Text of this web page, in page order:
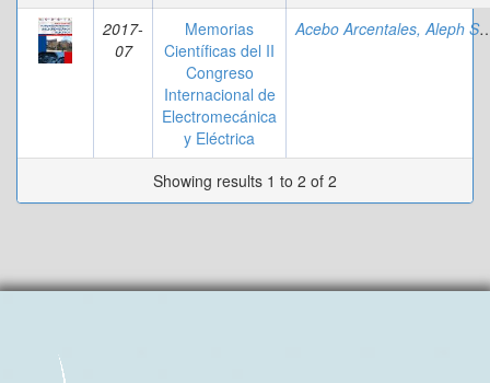
2017-
07
Memorias
Científicas del II
Congreso
Internacional de
Electromecánica
y Eléctrica
Acebo
Showing results 1 to 2 of 2